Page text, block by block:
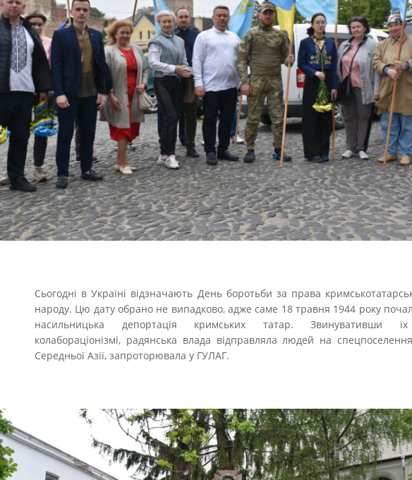
Сьогодні в Україні відзначають День боротьби за права
народу. Цю дату обрано не випадково, адже саме 18 травня 1944 року
насильницька депортація кримських татар. Звинувативши
колабораціонізмі, радянська влада відправляла людей на
Середньої Азії, запроторювала у ГУЛАГ.